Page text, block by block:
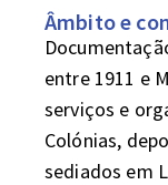
Âmbito e
entre 1911 e
serviços e
Colónias,
sediados em